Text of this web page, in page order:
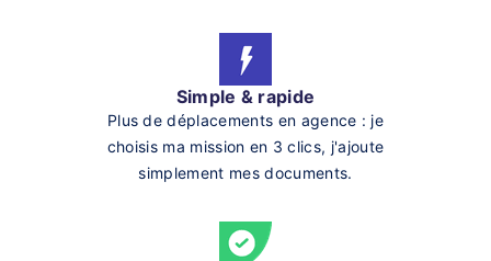
Simple & rapide
Plus de déplacements en agence : je
choisis ma mission en 3 clics, j'ajoute
simplement mes documents.